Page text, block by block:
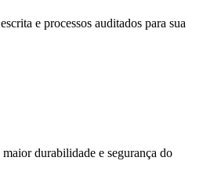
e processos auditados para sua
durabilidade e segurança do